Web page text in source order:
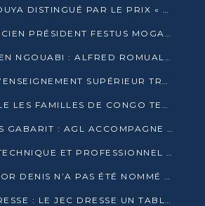
MAMADI DOUMBOUYA DISTINGUÉ PAR LE PRIX « SUPER GRAND BÂTISSEUR BABACAR N’DIAYE »
BOTSWANA : L’ANCIEN PRÉSIDENT FESTUS MOGAE EST MORT À 86 ANS
UNIVERSITÉ MARIEN NGOUABI : ALFRED ROMUALD NGUYA POATY SOUTIENT UNE THÈSE SUR LE PARADOXE DE LA CROISSANCE EN ZONE CEMAC
LA MINISTRE DE L’ENSEIGNEMENT SUPÉRIEUR TRACE SA FEUILLE DE ROUTE
RENATURA ÉVEILLE LES FAMILLES DE CONGO TERMINAL À LA PROTECTION DE L’ENVIRONNEMENT
TRANSPORT HORS GABARIT : AGL ACCOMPAGNE LE DÉVELOPPEMENT DU SECTEUR BRASSICOLE AU CONGO
BACCALAURÉAT TECHNIQUE ET PROFESSIONNEL : 16 352 CANDIDATS LANCÉS DANS LES ÉPREUVES D’EPS
FAUX, OMAR JUNIOR DENIS N’A PAS ÉTÉ NOMMÉ AIDE DE CAMP ADJOINT DE DENIS SASSOU NGUESSO
LIBERTÉ DE LA PRESSE : LE JEC DRESSE UN TABLEAU PRÉOCCUPANT AU CONGO